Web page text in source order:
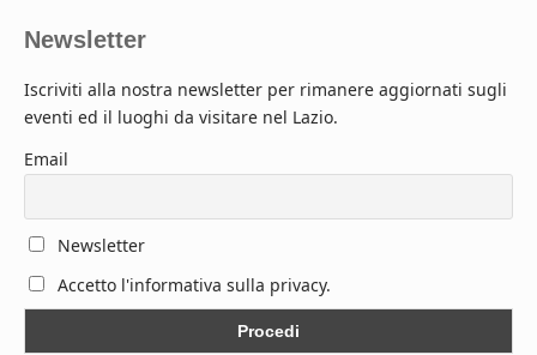
Newsletter
Iscriviti alla nostra newsletter per rimanere aggiornati sugli
eventi ed il luoghi da visitare nel Lazio.
Email
Newsletter
Accetto l'informativa sulla privacy.